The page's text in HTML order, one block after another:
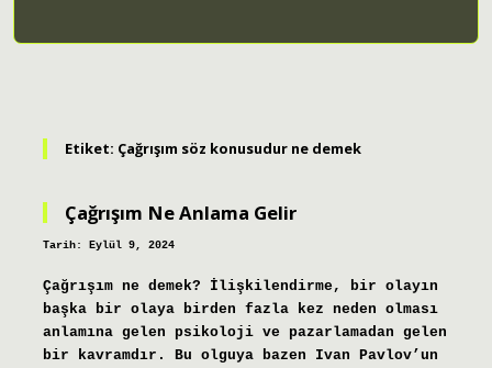
Etiket: Çağrışım söz konusudur ne demek
Çağrışım Ne Anlama Gelir
Tarih: Eylül 9, 2024
Çağrışım ne demek? İlişkilendirme, bir olayın
başka bir olaya birden fazla kez neden olması
anlamına gelen psikoloji ve pazarlamadan gelen
bir kavramdır. Bu olguya bazen Ivan Pavlov’un